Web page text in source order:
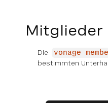
Mitglieder
Die vonage
bestimmten